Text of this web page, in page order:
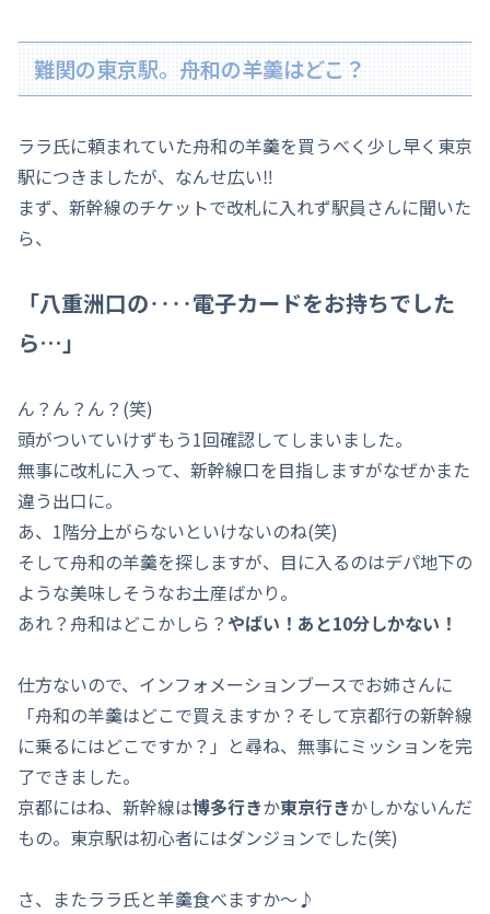
難関の東京駅。舟和の羊羹はどこ？
ララ氏に頼まれていた舟和の羊羹を買うべく少し早く東京
駅につきましたが、なんせ広い‼
まず、新幹線のチケットで改札に入れず駅員さんに聞いた
ら、
「八重洲口の‥‥電子カードをお持ちでした
ら…」
ん？ん？ん？(笑)
頭がついていけずもう1回確認してしまいました。
無事に改札に入って、新幹線口を目指しますがなぜかまた
違う出口に。
あ、1階分上がらないといけないのね(笑)
そして舟和の羊羹を探しますが、目に入るのはデパ地下の
ような美味しそうなお土産ばかり。
あれ？舟和はどこかしら？ やばい！あと10分しかない！
仕方ないので、インフォメーションブースでお姉さんに
「舟和の羊羹はどこで買えますか？そして京都行の新幹線
に乗るにはどこですか？」と尋ね、無事にミッションを完
了できました。
京都にはね、新幹線は博多行きか東京行きかしかないんだ
もの。東京駅は初心者にはダンジョンでした(笑)
さ、またララ氏と羊羹食べますか～♪